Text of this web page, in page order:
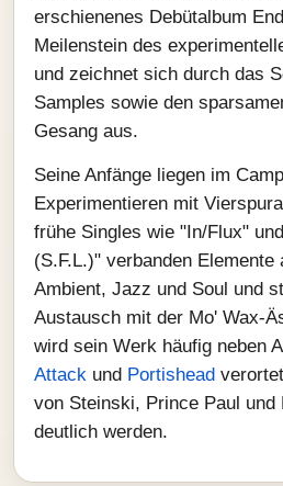
erschienenes Debütalbum
Meilenstein des
und zeichnet sich durch das
Samples sowie den
Gesang aus.
Seine Anfänge liegen im
Experimentieren mit
frühe Singles wie "In/Flux"
(S.F.L.)" verbanden Elemente
Ambient, Jazz und Soul und
Austausch mit der Mo' Wax-
wird sein Werk häufig neben
Attack und Portishead
von Steinski, Prince Paul und
deutlich werden.